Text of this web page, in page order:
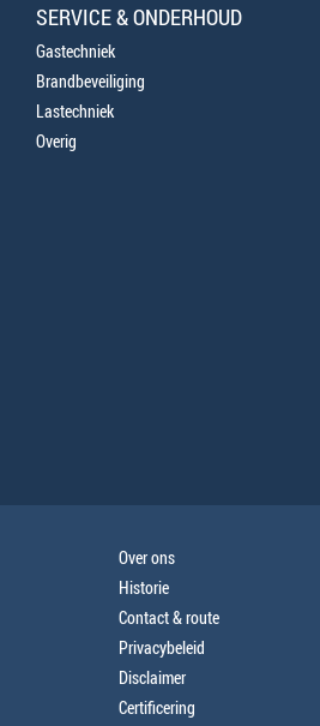
SERVICE & ONDERHOUD
Gastechniek
Brandbeveiliging
Lastechniek
Overig
Over ons
Historie
Contact & route
Privacybeleid
Disclaimer
Certificering